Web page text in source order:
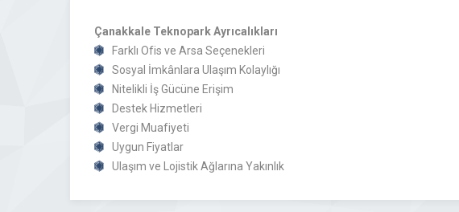
Çanakkale Teknopark Ayrıcalıkları
Farklı Ofis ve Arsa Seçenekleri
Sosyal İmkânlara Ulaşım Kolaylığı
Nitelikli İş Gücüne Erişim
Destek Hizmetleri
Vergi Muafiyeti
Uygun Fiyatlar
Ulaşım ve Lojistik Ağlarına Yakınlık